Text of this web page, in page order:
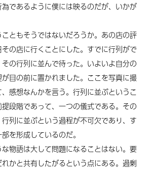
であるように僕には映るのだが、いかが
ともそうではないだろうか。あの店の評
の店に行くことにした。すでに行列がで
の行列に並んで待った。いよいよ自分の
目の前に置かれました。ここを写真に撮
感想なんかを言う。行列に並ぶというこ
段階であって、一つの儀式である。その
列に並ぶという過程が不可欠であり、す
を形成しているのだ。
物語は大して問題になることはない。要
かと共有したがるという点にある。過剰